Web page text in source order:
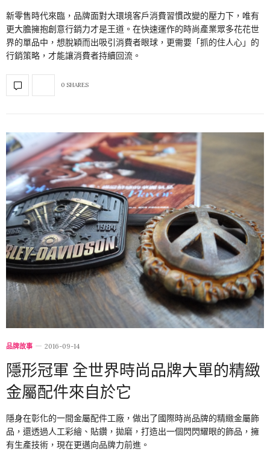
新零售時代來臨，品牌面對大環境客戶消費習慣改變的壓力下，唯有
更大膽擁抱創意行銷力才是王道。在快速運作的時尚產業眾多花花世
界的單品中，想脫穎而出吸引消費者眼球，更需要「抓的住人心」的
行銷策略，才能讓消費者持續回流。
0 SHARES
品牌故事 2016-09-14
隱形冠軍 全世界時尚品牌大單的精緻
金屬配件來自於它
隱身在彰化的一間金屬配件工廠，做出了國際時尚品牌的精緻金屬飾
品，還透過人工彩繪、貼鑽，拋磨，打造出一個閃閃耀眼的飾品，擁
有生產技術，現在更邁向品牌力前進。